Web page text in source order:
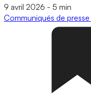
9 avril 2026 - 5 min
Communiqués de presse